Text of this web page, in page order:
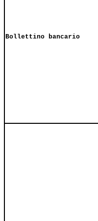
Bollettino bancario